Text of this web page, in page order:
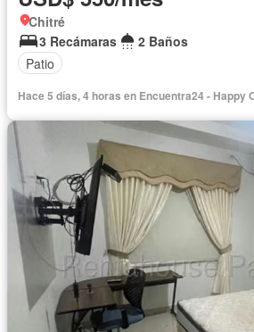
Chitré
3 Recámaras
2 Baños
Patio
Hace 5 días, 4 horas en Encuentra24 - Happy